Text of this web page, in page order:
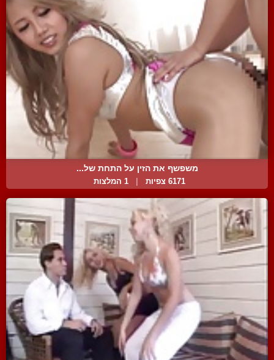
משפשף את הזין על התחת של...
6171 צפיות 1 המלצות